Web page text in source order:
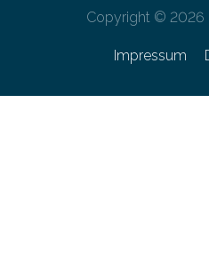
Copyright © 2026
Impressum